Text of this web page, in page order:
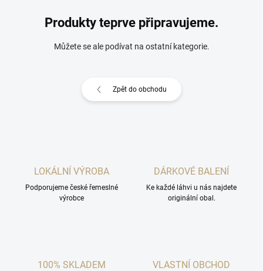
Produkty teprve připravujeme.
Můžete se ale podívat na ostatní kategorie.
Zpět do obchodu
LOKÁLNÍ VÝROBA
Podporujeme české řemeslné
výrobce
DÁRKOVÉ BALENÍ
Ke každé láhvi u nás najdete
originální obal.
100% SKLADEM VLASTNÍ OBCHOD